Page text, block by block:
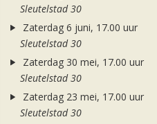
Sleutelstad 30
Zaterdag 6 juni, 17.00 uur
Sleutelstad 30
Zaterdag 30 mei, 17.00 uur
Sleutelstad 30
Zaterdag 23 mei, 17.00 uur
Sleutelstad 30